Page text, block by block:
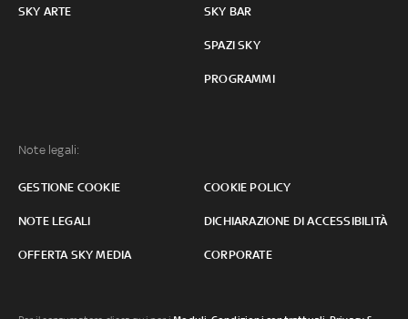
SKY ARTE SKY BAR
SPAZI SKY
PROGRAMMI
Note legali:
GESTIONE COOKIE COOKIE POLICY
NOTE LEGALI DICHIARAZIONE DI ACCESSIBILITÀ
OFFERTA SKY MEDIA CORPORATE